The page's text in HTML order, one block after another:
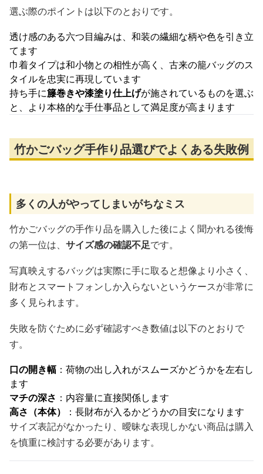
選ぶ際のポイントは以下のとおりです。
透け感のある六つ目編みは、和装の繊細な柄や色を引き立
てます
巾着タイプは和小物との相性が高く、古来の籠バッグのス
タイルを忠実に再現しています
持ち手に籐巻きや漆塗り仕上げが施されているものを選ぶ
と、より本格的な手仕事品として満足度が高まります
竹かごバッグ手作り品選びでよくある失敗例
多くの人がやってしまいがちなミス
竹かごバッグの手作り品を購入した後によく聞かれる後悔
の第一位は、 サイズ感の確認不足です。
写真映えするバッグは実際に手に取ると想像より小さく、
財布とスマートフォンしか入らないというケースが非常に
多く見られます。
失敗を防ぐために必ず確認すべき数値は以下のとおりで
す。
口の開き幅 ：荷物の出し入れがスムーズかどうかを左右し
ます
マチの深さ ：内容量に直接関係します
高さ（本体）
：長財布が入るかどうかの目安になります
サイズ表記がなかったり、曖昧な表現しかない商品は購入
を慎重に検討する必要があります。